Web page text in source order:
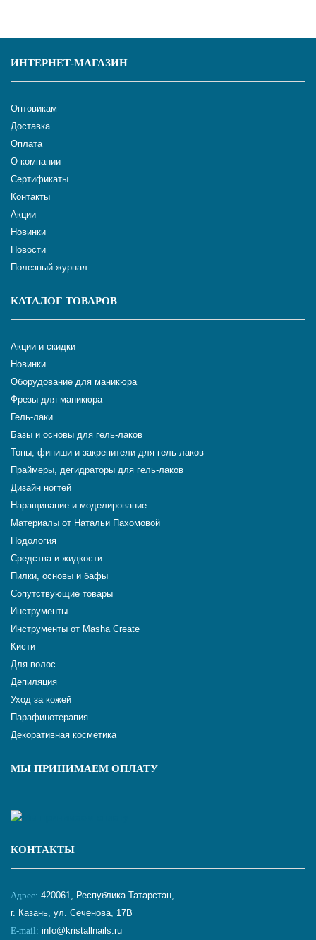
ИНТЕРНЕТ-МАГАЗИН
Оптовикам
Доставка
Оплата
О компании
Сертификаты
Контакты
Акции
Новинки
Новости
Полезный журнал
КАТАЛОГ ТОВАРОВ
Акции и скидки
Новинки
Оборудование для маникюра
Фрезы для маникюра
Гель-лаки
Базы и основы для гель-лаков
Топы, финиши и закрепители для гель-лаков
Праймеры, дегидраторы для гель-лаков
Дизайн ногтей
Наращивание и моделирование
Материалы от Натальи Пахомовой
Подология
Средства и жидкости
Пилки, основы и бафы
Сопутствующие товары
Инструменты
Инструменты от Masha Create
Кисти
Для волос
Депиляция
Уход за кожей
Парафинотерапия
Декоративная косметика
МЫ ПРИНИМАЕМ ОПЛАТУ
КОНТАКТЫ
Адрес: 420061, Республика Татарстан,
г. Казань, ул. Сеченова, 17В
E-mail: info@kristallnails.ru